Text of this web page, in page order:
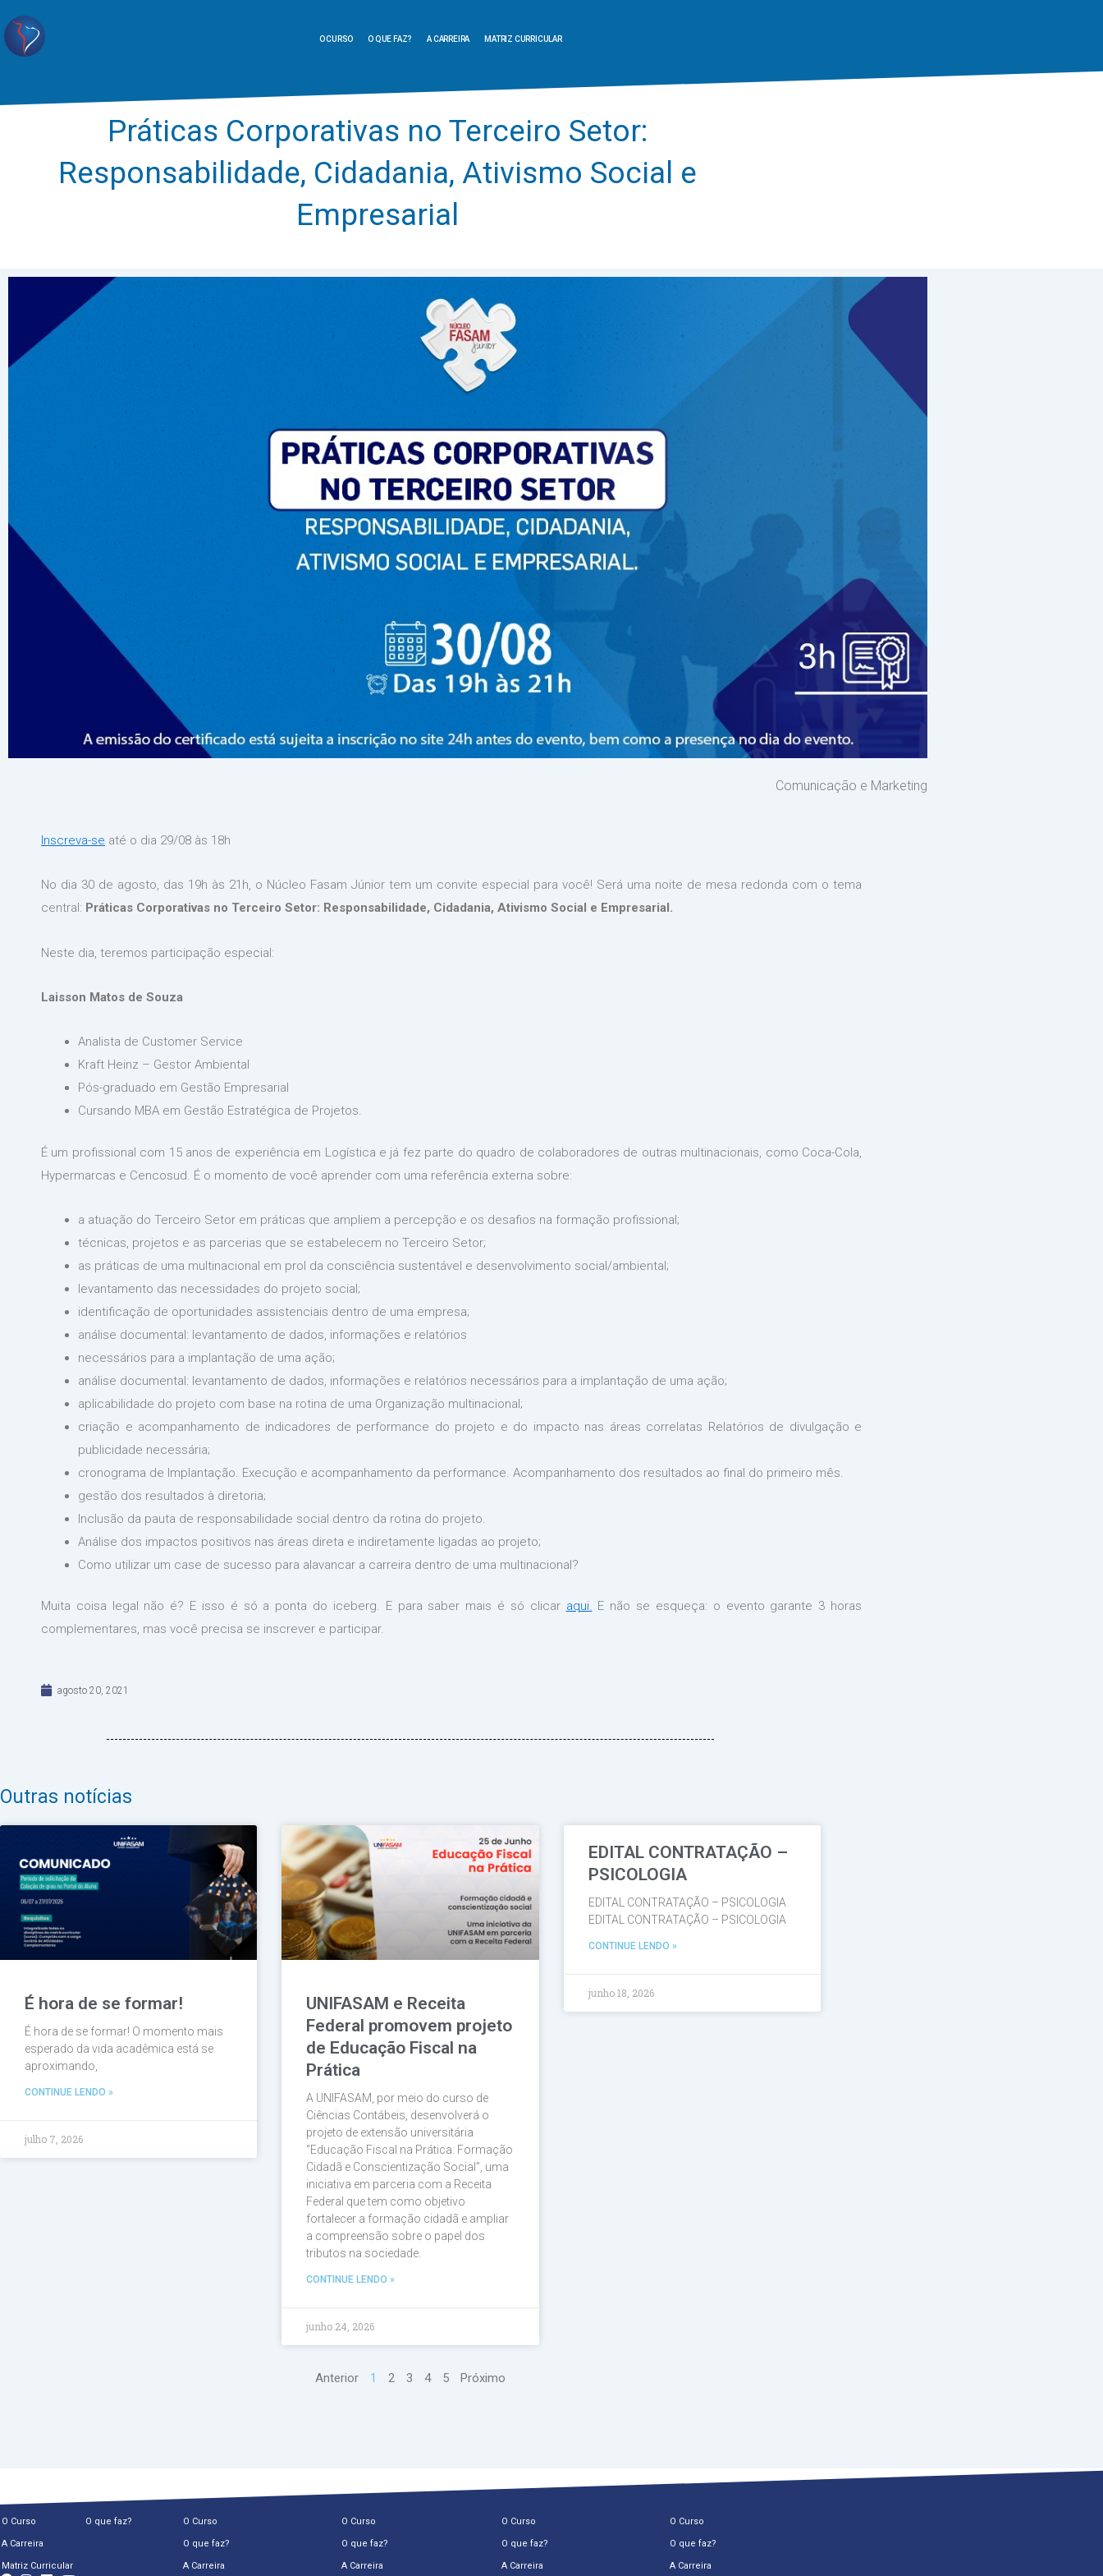
O CURSO O QUE FAZ? A CARREIRA MATRIZ CURRICULAR
Práticas Corporativas no Terceiro Setor:
Responsabilidade, Cidadania, Ativismo Social e
Empresarial
Comunicação e Marketing
Inscreva-se até o dia 29/08 às 18h
No dia 30 de agosto, das 19h às 21h, o Núcleo Fasam Júnior tem um convite especial para você! Será uma noite de mesa redonda com o tema
central: Práticas Corporativas no Terceiro Setor: Responsabilidade, Cidadania, Ativismo Social e Empresarial.
Neste dia, teremos participação especial:
Laisson Matos de Souza
Analista de Customer Service
Kraft Heinz – Gestor Ambiental
Pós-graduado em Gestão Empresarial
Cursando MBA em Gestão Estratégica de Projetos.
É um profissional com 15 anos de experiência em Logística e já fez parte do quadro de colaboradores de outras multinacionais, como Coca-Cola,
Hypermarcas e Cencosud. É o momento de você aprender com uma referência externa sobre:
a atuação do Terceiro Setor em práticas que ampliem a percepção e os desafios na formação profissional;
técnicas, projetos e as parcerias que se estabelecem no Terceiro Setor;
as práticas de uma multinacional em prol da consciência sustentável e desenvolvimento social/ambiental;
levantamento das necessidades do projeto social;
identificação de oportunidades assistenciais dentro de uma empresa;
análise documental: levantamento de dados, informações e relatórios
necessários para a implantação de uma ação;
análise documental: levantamento de dados, informações e relatórios necessários para a implantação de uma ação;
aplicabilidade do projeto com base na rotina de uma Organização multinacional;
criação e acompanhamento de indicadores de performance do projeto e do impacto nas áreas correlatas Relatórios de divulgação e
publicidade necessária;
cronograma de Implantação. Execução e acompanhamento da performance. Acompanhamento dos resultados ao final do primeiro mês.
gestão dos resultados à diretoria;
Inclusão da pauta de responsabilidade social dentro da rotina do projeto.
Análise dos impactos positivos nas áreas direta e indiretamente ligadas ao projeto;
Como utilizar um case de sucesso para alavancar a carreira dentro de uma multinacional?
Muita coisa legal não é? E isso é só a ponta do iceberg. E para saber mais é só clicar aqui. E não se esqueça: o evento garante 3 horas
complementares, mas você precisa se inscrever e participar.
agosto 20, 2021
Outras notícias
É hora de se formar!
É hora de se formar! O momento mais
esperado da vida acadêmica está se
aproximando,
CONTINUE LENDO »
julho 7, 2026
UNIFASAM e Receita
Federal promovem projeto
de Educação Fiscal na
Prática
A UNIFASAM, por meio do curso de
Ciências Contábeis, desenvolverá o
projeto de extensão universitária
“Educação Fiscal na Prática: Formação
Cidadã e Conscientização Social”, uma
iniciativa em parceria com a Receita
Federal que tem como objetivo
fortalecer a formação cidadã e ampliar
a compreensão sobre o papel dos
tributos na sociedade.
CONTINUE LENDO »
junho 24, 2026
EDITAL CONTRATAÇÃO –
PSICOLOGIA
EDITAL CONTRATAÇÃO – PSICOLOGIA
EDITAL CONTRATAÇÃO – PSICOLOGIA
CONTINUE LENDO »
junho 18, 2026
Anterior
Página
1 2
Página
3
Página
4
Página
5 Próximo
O Curso O que faz?
A Carreira
Matriz Curricular
O Curso
O que faz?
A Carreira
O Curso
O que faz?
A Carreira
O Curso
O que faz?
A Carreira
O Curso
O que faz?
A Carreira